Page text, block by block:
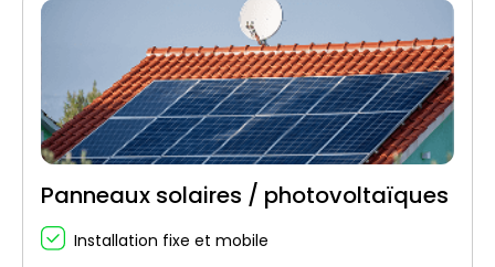
Panneaux solaires / photovoltaïques
Installation fixe et mobile